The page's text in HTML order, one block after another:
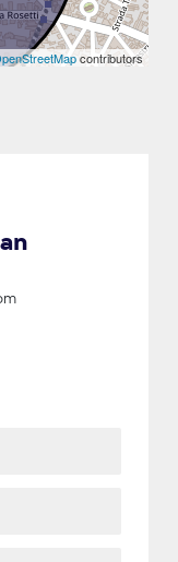
contributors